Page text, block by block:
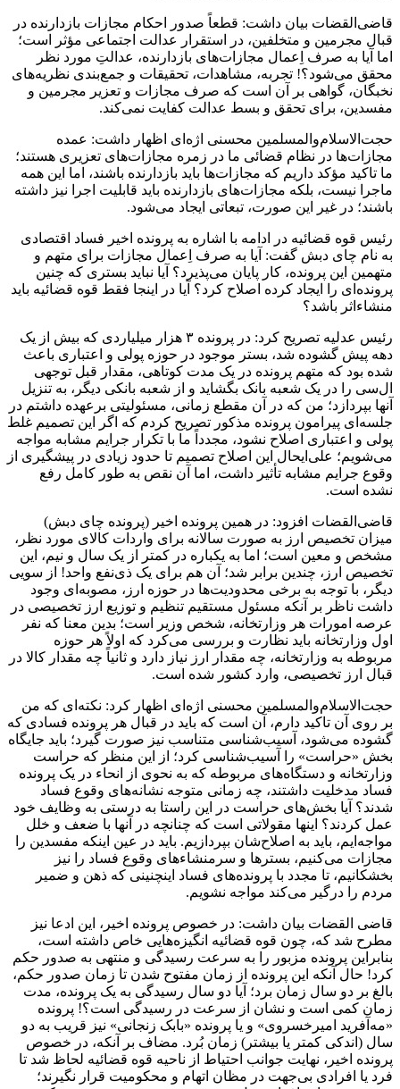
قاضی‌القضات بیان داشت: قطعاً صدور احکام مجازات بازدارنده در
قبال مجرمین و متخلفین، در استقرار عدالت اجتماعی مؤثر است؛
اما آیا به صرف اِعمال مجازات‌های بازدارنده، عدالتِ مورد نظر
محقق می‌شود؟! تجربه، مشاهدات، تحقیقات و جمع‌بندی نظریه‌های
نخبگان، گواهی بر آن است که صرف مجازات و تعزیر مجرمین و
مفسدین، برای تحقق و بسط عدالت کفایت نمی‌کند.
حجت‌الاسلام‌والمسلمین محسنی اژه‌ای اظهار داشت: عمده
مجازات‌ها در نظام قضائی ما در زمره مجازات‌های تعزیری هستند؛
ما تاکید مؤکد داریم که مجازات‌ها باید بازدارنده باشند، اما این همه
ماجرا نیست، بلکه مجازات‌های بازدارنده باید قابلیت اجرا نیز داشته
باشند؛ در غیر این صورت، تبعاتی ایجاد می‌شود.
رئیس قوه قضائیه در ادامه با اشاره به پرونده اخیر فساد اقتصادی
به نام چای دبش گفت: آیا به صرف اِعمال مجازات برای متهم و
متهمین این پرونده، کار پایان می‌پذیرد؟ آیا نباید بستری که چنین
پرونده‌ای را ایجاد کرده اصلاح کرد؟ آیا در اینجا فقط قوه قضائیه باید
منشاء‌اثر باشد؟
رئیس عدلیه تصریح کرد: در پرونده ۳ هزار میلیاردی که بیش از یک
دهه پیش گشوده شد، بستر موجود در حوزه پولی و اعتباری باعث
شده بود که متهم پرونده در یک مدت کوتاهی، مقدار قبل توجهی
ال‌سی را در یک شعبه بانک بگشاید و از شعبه بانکی دیگر، به تنزیل
آنها بپردازد؛ من که در آن مقطع زمانی، مسئولیتی برعهده داشتم در
جلسه‌ای پیرامون پرونده مذکور تصریح کردم که اگر این تصمیم غلط
پولی و اعتباری اصلاح نشود، مجدداً ما با تکرار جرایم مشابه مواجه
می‌شویم؛ علی‌ایحال این اصلاح تصمیم تا حدود زیادی در پیشگیری از
وقوع جرایم مشابه تأثیر داشت، اما آن نقص به طور کامل رفع
نشده است.
قاضی‌القضات افزود: در همین پرونده اخیر (پرونده چای دبش)
میزان تخصیص ارز به صورت سالانه برای واردات کالای مورد نظر،
مشخص و معین است؛ اما به یکباره در کمتر از یک سال و نیم، این
تخصیص ارز، چندین برابر شد؛ آن هم برای یک ذی‌نفع واحد! از سویی
دیگر، با توجه به برخی محدودیت‌ها در حوزه ارز، مصوبه‌ای وجود
داشت ناظر بر آنکه مسئول مستقیم تنظیم و توزیع ارز تخصیصی در
عرصه امورات هر وزارتخانه، شخص وزیر است؛ بدین معنا که نفر
اول وزارتخانه باید نظارت و بررسی می‌کرد که اولاً هر حوزه
مربوطه به وزارتخانه، چه مقدار ارز نیاز دارد و ثانیاً چه مقدار کالا در
قبال ارز تخصیصی، وارد کشور شده است.
حجت‌الاسلام‌والمسلمین محسنی اژه‌ای اظهار کرد: نکته‌ای که من
بر روی آن تاکید دارم، آن است که باید در قبال هر پرونده فسادی که
گشوده می‌شود، آسیب‌شناسی متناسب نیز صورت گیرد؛ باید جایگاه
بخش «حراست» را آسیب‌شناسی کرد؛ از این منظر که حراست
وزارتخانه و دستگاه‌های مربوطه که به نحوی از
انحاء در یک پرونده
فساد مدخلیت داشتند، چه زمانی متوجه نشانه‌های وقوع فساد
شدند؟ آیا بخش‌های حراست در این راستا به درستی به وظایف خود
عمل کردند؟ اینها مقولاتی است که چنانچه در آنها با ضعف و خلل
مواجه‌ایم، باید به اصلاح‌شان بپردازیم. باید در عین اینکه مفسدین را
مجازات می‌کنیم، بسترها و سرمنشاء‌های وقوع فساد را نیز
بخشکانیم، تا مجدد با پرونده‌های فساد اینچنینی که ذهن و ضمیر
مردم را درگیر می‌کند مواجه نشویم.
قاضی القضات بیان داشت: در خصوص پرونده اخیر، این ادعا نیز
مطرح شد که، چون قوه قضائیه انگیزه‌هایی خاص داشته است،
بنابراین پرونده مزبور را به سرعت رسیدگی و منتهی به صدور حکم
کرد! حال آنکه این پرونده از زمان مفتوح شدن تا زمان صدور حکم،
بالغ بر دو سال زمان برد؛ آیا دو سال رسیدگی به یک پرونده، مدت
زمان کمی است و نشان از سرعت در رسیدگی است؟! پرونده
«مه‌آفرید امیرخسروی» و یا پرونده «بابک زنجانی» نیز قریب به دو
سال (اندکی کمتر یا بیشتر) زمان بُرد. مضاف بر آنکه، در خصوص
پرونده اخیر، نهایت جوانب احتیاط از ناحیه قوه قضائیه لحاظ شد تا
فرد یا افرادی بی‌جهت در مظان اتهام و محکومیت قرار نگیرند؛